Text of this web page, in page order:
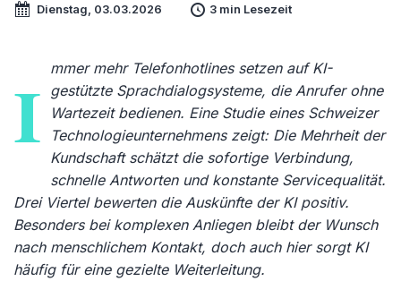
Dienstag, 03.03.2026 3 min Lesezeit
I mmer mehr Telefonhotlines setzen auf KI-
gestützte Sprachdialogsysteme, die Anrufer ohne
Wartezeit bedienen. Eine Studie eines Schweizer
Technologieunternehmens zeigt: Die Mehrheit der
Kundschaft schätzt die sofortige Verbindung,
schnelle Antworten und konstante Servicequalität.
Drei Viertel bewerten die Auskünfte der KI positiv.
Besonders bei komplexen Anliegen bleibt der Wunsch
nach menschlichem Kontakt, doch auch hier sorgt KI
häufig für eine gezielte Weiterleitung.